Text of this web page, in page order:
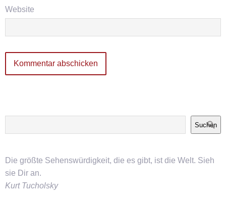
Website
Suchen
Die größte Sehenswürdigkeit, die es gibt, ist die Welt. Sieh
sie Dir an.
Kurt Tucholsky